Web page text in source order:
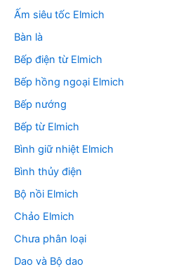
Ấm siêu tốc Elmich
Bàn là
Bếp điện từ Elmich
Bếp hồng ngoại Elmich
Bếp nướng
Bếp từ Elmich
Bình giữ nhiệt Elmich
Bình thủy điện
Bộ nồi Elmich
Chảo Elmich
Chưa phân loại
Dao và Bộ dao